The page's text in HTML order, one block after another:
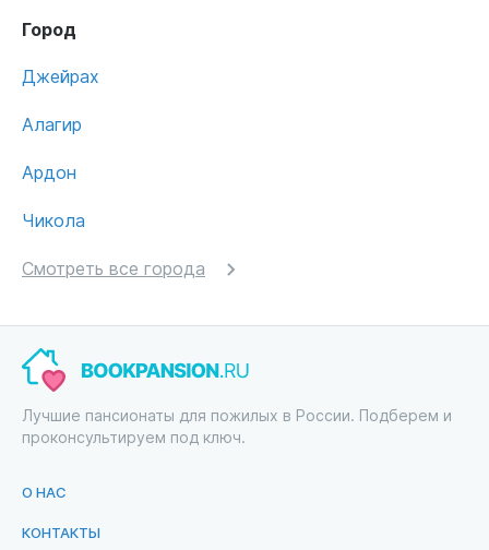
Город
Джейрах
Алагир
Ардон
Чикола
Смотреть все города
Лучшие пансионаты для пожилых в России. Подберем и
проконсультируем под ключ.
О НАС
КОНТАКТЫ